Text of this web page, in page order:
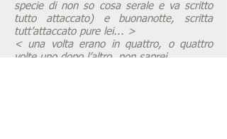
specie di non so cosa serale e va scritto
tutto attaccato) e buonanotte, scritta
tutt’attaccato pure lei... >
< una volta erano in quattro, o quattro
volte uno dopo l’altro, non saprei.